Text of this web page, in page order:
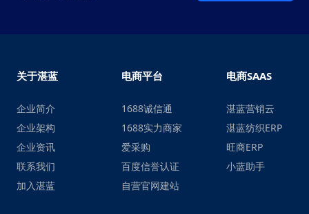
关于湛蓝
企业简介
企业架构
企业资讯
联系我们
加入湛蓝
电商平台
1688诚信通
1688实力商家
爱采购
百度信誉认证
自营官网建站
电商SAAS
湛蓝营销云
湛蓝纺织ERP
旺商ERP
小蓝助手